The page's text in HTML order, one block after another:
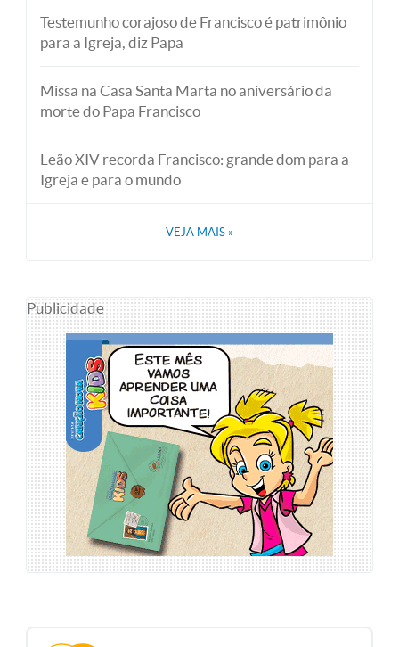
Testemunho corajoso de Francisco é patrimônio
para a Igreja, diz Papa
Missa na Casa Santa Marta no aniversário da
morte do Papa Francisco
Leão XIV recorda Francisco: grande dom para a
Igreja e para o mundo
VEJA MAIS »
Publicidade